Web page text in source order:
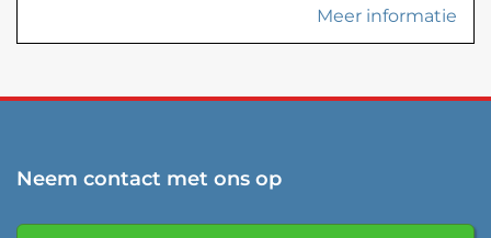
Meer informatie
Neem contact met ons op